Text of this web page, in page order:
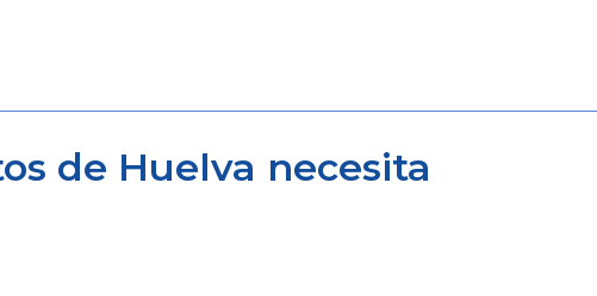
de Huelva necesita